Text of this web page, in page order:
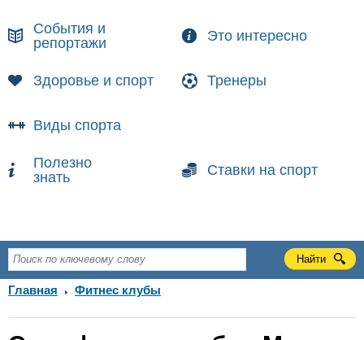
События и
репортажи
Это интересно
Здоровье и спорт Тренеры
Виды спорта
Полезно
знать
Ставки на спорт
Главная Фитнес клубы